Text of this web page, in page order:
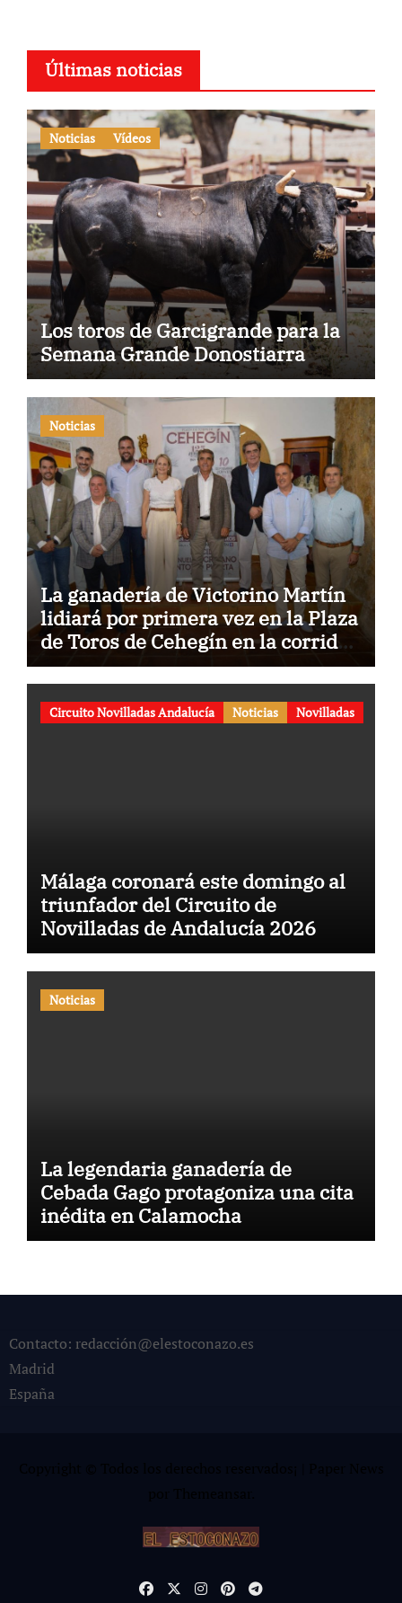
Últimas noticias
Noticias Vídeos
Los toros de Garcigrande para la
Semana Grande Donostiarra
Noticias
La ganadería de Victorino Martín
lidiará por primera vez en la Plaza
de Toros de Cehegín en la corrida
conmemorativa de su 125
aniversario
Circuito Novilladas Andalucía Noticias Novilladas
Málaga coronará este domingo al
triunfador del Circuito de
Novilladas de Andalucía 2026
Noticias
La legendaria ganadería de
Cebada Gago protagoniza una cita
inédita en Calamocha
Contacto: redacción@elestoconazo.es
Madrid
España